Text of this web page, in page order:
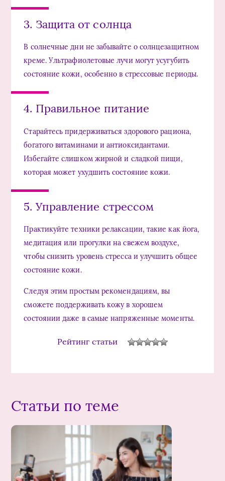
3. Защита от солнца
В солнечные дни не забывайте о солнцезащитном
креме. Ультрафиолетовые лучи могут усугубить
состояние кожи, особенно в стрессовые периоды.
4. Правильное питание
Старайтесь придерживаться здорового рациона,
богатого витаминами и антиоксидантами.
Избегайте слишком жирной и сладкой пищи,
которая может ухудшить состояние кожи.
5. Управление стрессом
Практикуйте техники релаксации, такие как йога,
медитация или прогулки на свежем воздухе,
чтобы снизить уровень стресса и улучшить общее
состояние кожи.
Следуя этим простым рекомендациям, вы
сможете поддерживать кожу в хорошем
состоянии даже в самые напряженные моменты.
Рейтинг статьи
Статьи по теме